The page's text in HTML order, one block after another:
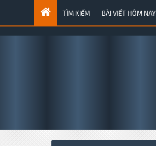
TÌM KIẾM BÀI VIẾT HÔM NAY